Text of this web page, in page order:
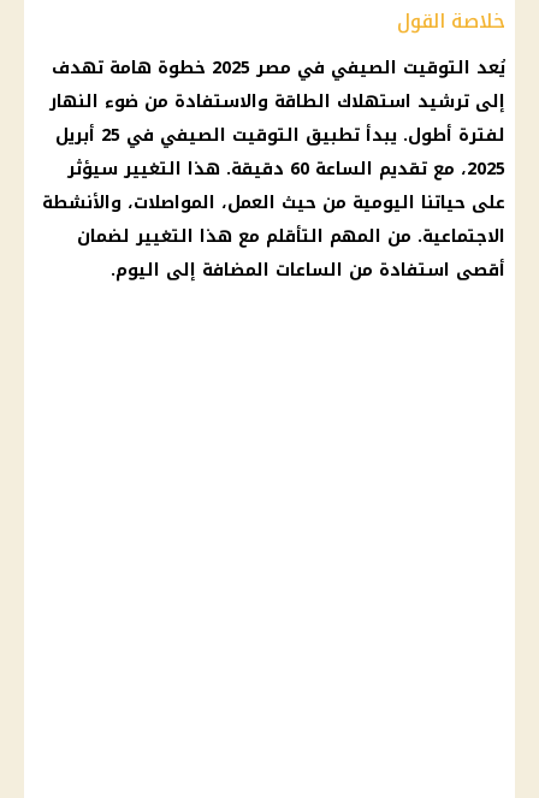
خلاصة القول
يُعد التوقيت الصيفي في مصر 2025
خطوة هامة تهدف
إلى ترشيد استهلاك الطاقة والاستفادة من ضوء النهار
لفترة أطول. يبدأ تطبيق التوقيت الصيفي
في 25 أبريل
2025، مع
تقديم الساعة 60 دقيقة
. هذا التغيير سيؤثر
على حياتنا اليومية من حيث العمل، المواصلات، والأنشطة
الاجتماعية. من المهم التأقلم مع هذا التغيير لضمان
أقصى استفادة من الساعات المضافة إلى اليوم.